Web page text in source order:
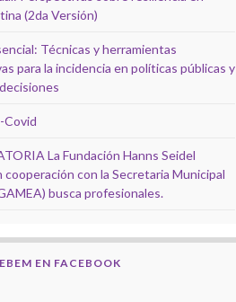
(2da Versión)
Técnicas y herramientas
para la incidencia en políticas públicas y
Covid
La Fundación Hanns Seidel
con la Secretaria Municipal
busca profesionales.
EN FACEBOOK